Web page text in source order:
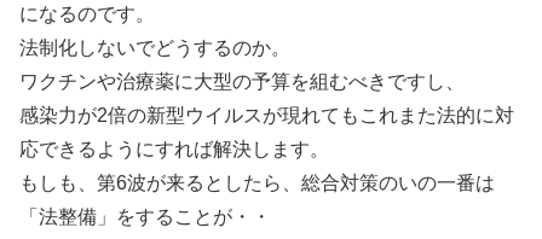
になるのです。
法制化しないでどうするのか。
ワクチンや治療薬に大型の予算を組むべきですし、
感染力が2倍の新型ウイルスが現れてもこれまた法的に対
応できるようにすれば解決します。
もしも、第6波が来るとしたら、総合対策のいの一番は
「法整備」をすることが・・